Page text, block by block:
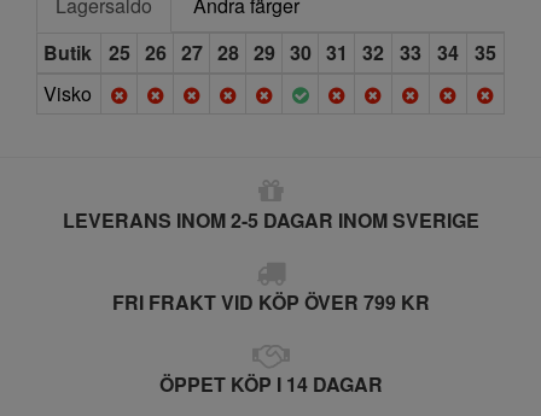
Lagersaldo
Andra färger
Butik
25 26 27 28 29 30 31 32 33 34 35
Visko
LEVERANS INOM 2-5 DAGAR INOM SVERIGE
FRI FRAKT VID KÖP ÖVER 799 KR
ÖPPET KÖP I 14 DAGAR